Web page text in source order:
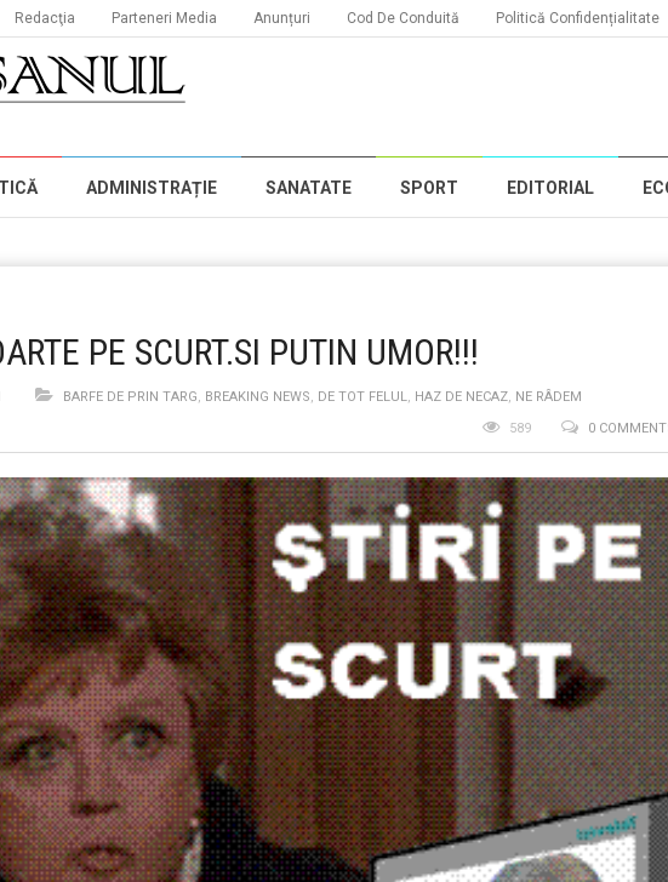
Redacţia Parteneri Media Anunțuri Cod De Conduită Politică Confidențialitate
ADMINISTRAȚIE SANATATE SPORT EDITORIAL
PE SCURT.SI PUTIN UMOR!!!
BARFE DE PRIN TARG, BREAKING NEWS, DE TOT FELUL, HAZ DE NECAZ, NE RÂDEM
0
589